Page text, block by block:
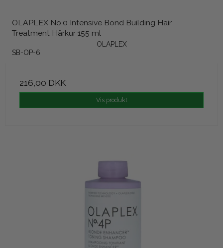
OLAPLEX No.0 Intensive Bond Building Hair
Treatment Hårkur 155 ml
OLAPLEX
SB-OP-6
216,00 DKK
Vis produkt